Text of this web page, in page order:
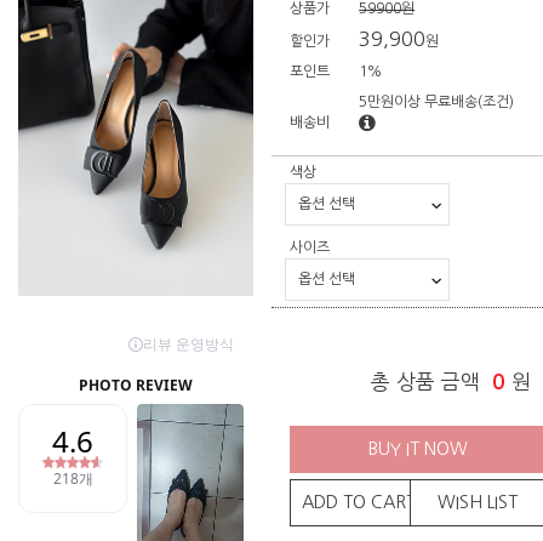
상품가 59900원
할인가 39,900원
포인트 1%
배송비
5만원이상 무료배송(조건)
색상
사이즈
총 상품 금액 0 원
BUY IT NOW
ADD TO CART WISH LIST